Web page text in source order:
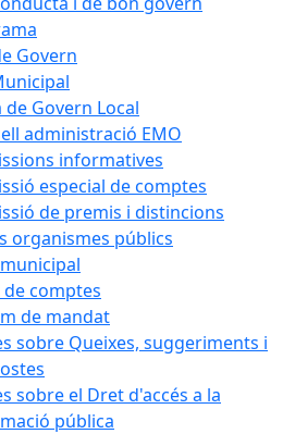
Govern
de Govern Local
administració EMO
informatives
especial de comptes
de premis i distincions
organismes públics
comptes
de mandat
sobre Queixes, suggeriments i
sobre el Dret d'accés a la
pública